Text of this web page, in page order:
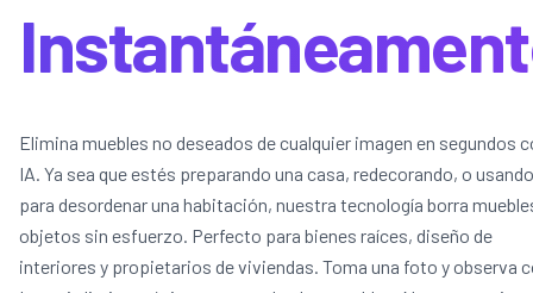
Elimina muebles no deseados de cualquier imagen en segundos
IA. Ya sea que estés preparando una casa, redecorando, o
para desordenar una habitación, nuestra tecnología borra
objetos sin esfuerzo. Perfecto para bienes raíces, diseño de
interiores y propietarios de viviendas. Toma una foto y observa